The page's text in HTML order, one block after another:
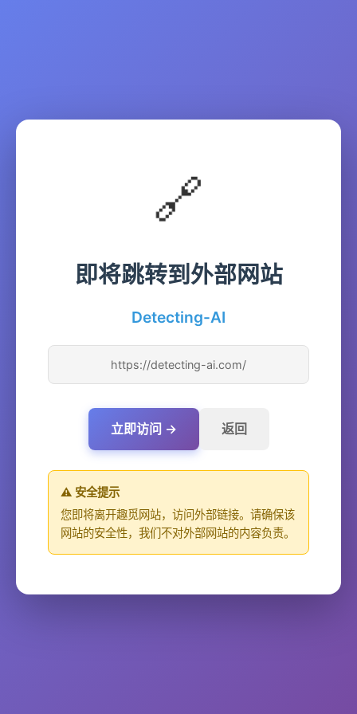
🔗
即将跳转到外部网站
Detecting-AI
https://detecting-ai.com/
立即访问 → 返回
⚠️ 安全提示
您即将离开趣觅网站，访问外部链接。请确保该
网站的安全性，我们不对外部网站的内容负责。